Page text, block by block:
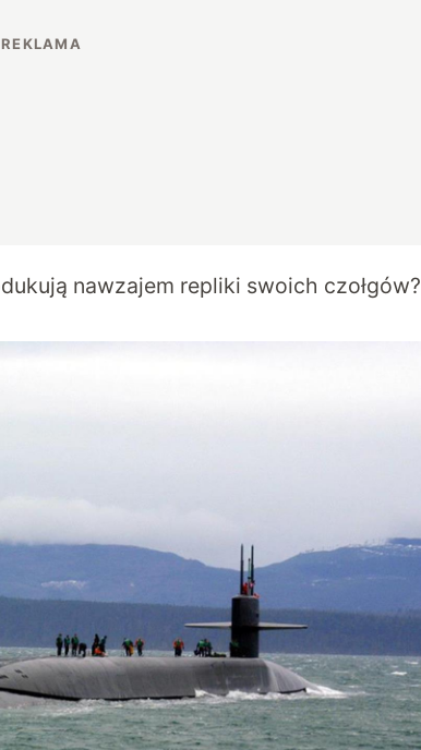
nawzajem repliki swoich czołgów?